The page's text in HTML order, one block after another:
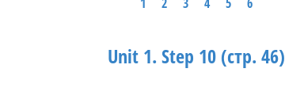
Unit 1. Step 10 (стр. 46)